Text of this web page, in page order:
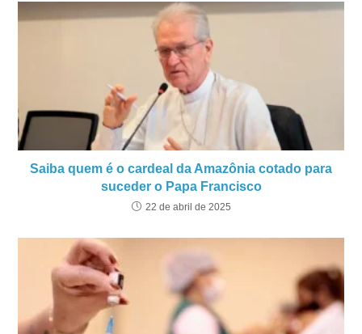
Saiba quem é o cardeal da Amazônia cotado para
suceder o Papa Francisco
22 de abril de 2025